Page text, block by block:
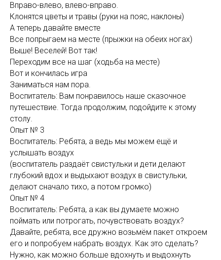
Вправо-влево, влево-вправо.
Клонятся цветы и травы (руки на пояс, наклоны)
А теперь давайте вместе
Все попрыгаем на месте (прыжки на обеих ногах)
Выше! Веселей! Вот так!
Переходим все на шаг (ходьба на месте)
Вот и кончилась игра
Заниматься нам пора.
Воспитатель: Вам понравилось наше сказочное
путешествие. Тогда продолжим, подойдите к этому
столу.
Опыт № 3
Воспитатель: Ребята, а ведь мы можем ещё и
услышать воздух
(воспитатель раздаёт свистульки и дети делают
глубокий вдох и выдыхают воздух в свистульки,
делают сначало тихо, а потом громко)
Опыт № 4
Воспитатель: Ребята, а как вы думаете можно
поймать или потрогать, почувствовать воздух?
Давайте, ребята, все дружно возьмём пакет откроем
его и попробуем набрать воздух. Как это сделать?
Нужно, как можно больше вдохнуть и выдохнуть